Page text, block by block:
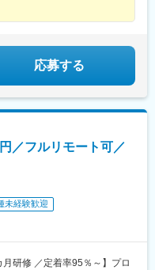
応募する
／フルリモート可／
未経験歓迎
月研修 ／定着率95％～】プロ